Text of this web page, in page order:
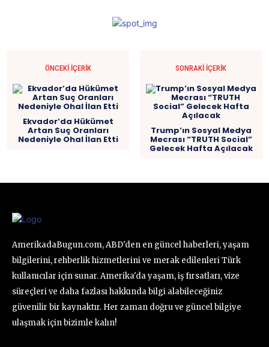
ÖNCEKI İÇERIK
Ekvador’da Hükümet
Artan Suç Oranları
Nedeniyle Ohal İlan Etti
SONRAKI İÇERIK
Trump’ın Sosyal Medya
Mecrası “TRUTH Social”
Gelecek Hafta Açılacak
AmerikadaBugun.com, ABD'den en güncel haberleri, yaşam
bilgilerini, rehberlik hizmetlerini ve merak edilenleri Türk
kullanıcılar için sunar. Amerika'da yaşam, iş fırsatları, vize
süreçleri ve daha fazlası hakkında bilgi alabileceğiniz
güvenilir bir kaynaktır. Her zaman doğru ve güncel bilgiye
ulaşmak için bizimle kalın!